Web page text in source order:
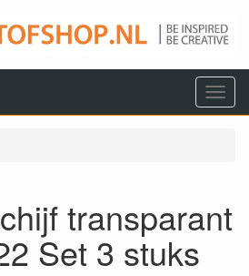
Menu
transparant
Set 3 stuks